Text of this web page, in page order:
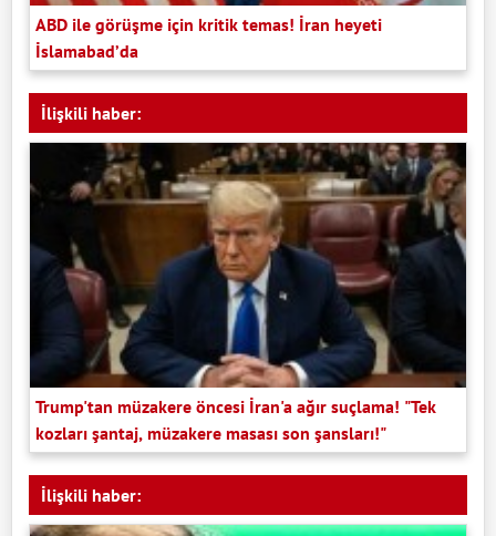
ABD ile görüşme için kritik temas! İran heyeti
İslamabad’da
İlişkili haber:
Trump'tan müzakere öncesi İran'a ağır suçlama! "Tek
kozları şantaj, müzakere masası son şansları!"
İlişkili haber: